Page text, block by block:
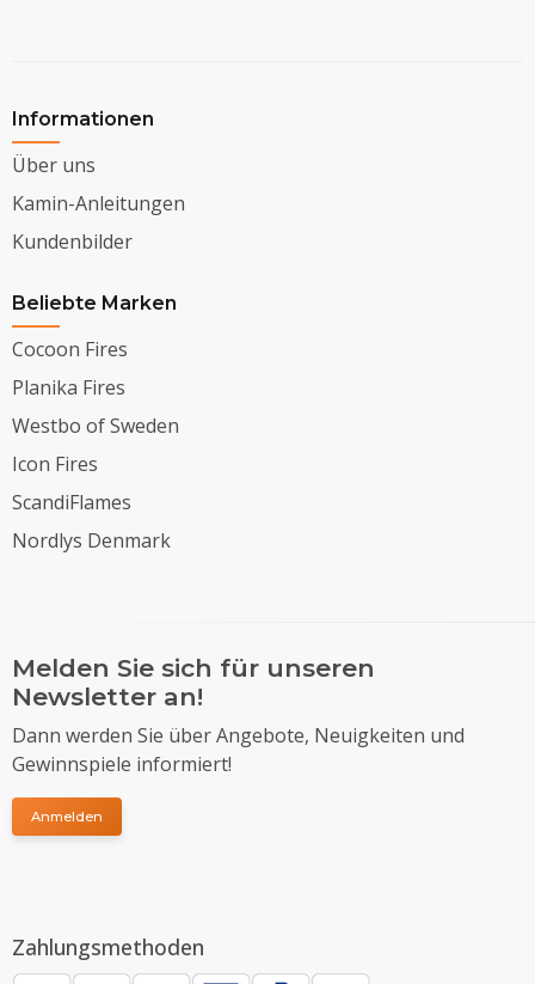
Informationen
Über uns
Kamin-Anleitungen
Kundenbilder
Beliebte Marken
Cocoon Fires
Planika Fires
Westbo of Sweden
Icon Fires
ScandiFlames
Nordlys Denmark
Melden Sie sich für unseren
Newsletter an!
Dann werden Sie über Angebote, Neuigkeiten und
Gewinnspiele informiert!
Anmelden
Zahlungsmethoden